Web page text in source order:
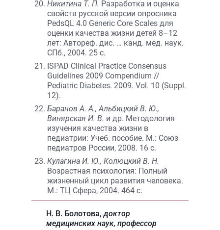
Никитина Т. П. Разработка и оценка
свойств русской версии опросника
PedsQL 4.0 Generic Core Scales для
оценки качества жизни детей 8–12
лет: Автореф. дис. … канд. мед. наук.
СПб., 2004. 25 с.
ISPAD Clinical Practice Consensus
Guidelines 2009 Compendium //
Pediatric Diabetes. 2009. Vol. 10 (Suppl.
12).
Баранов А. А., Альбицкий В. Ю.,
Винярская И. В. и др. Методология
изучения качества жизни в
педиатрии: Учеб. пособие. М.: Союз
педиатров России, 2008. 16 с.
Кулагина И. Ю., Колюцкий В. Н.
Возрастная психология: Полный
жизненный цикл развития человека.
М.: ТЦ Сфера, 2004. 464 с.
Н. В. Болотова, доктор
медицинских наук, профессор